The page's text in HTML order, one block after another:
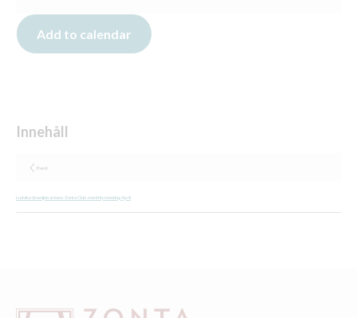
Event
Ludvika Smedjebackens Zonta Club monthly meeting April